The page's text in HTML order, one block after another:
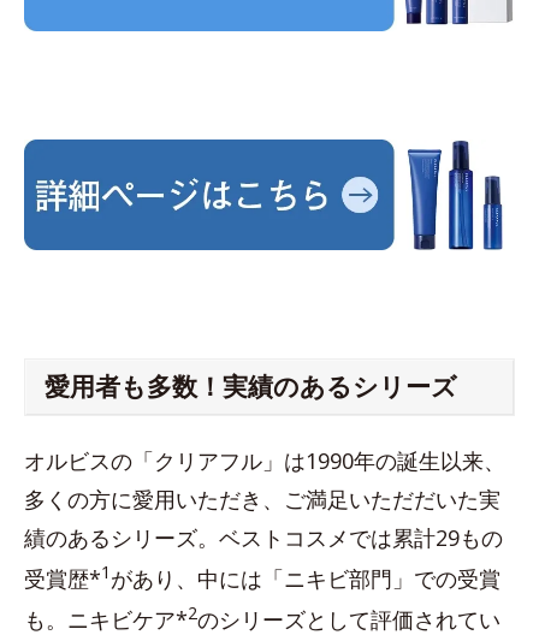
愛用者も多数！実績のあるシリーズ
オルビスの「クリアフル」は1990年の誕生以来、
多くの方に愛用いただき、ご満足いただだいた実
績のあるシリーズ。ベストコスメでは累計29もの
受賞歴*1 があり、中には「ニキビ部門」での受賞
も。ニキビケア*2のシリーズとして評価されてい